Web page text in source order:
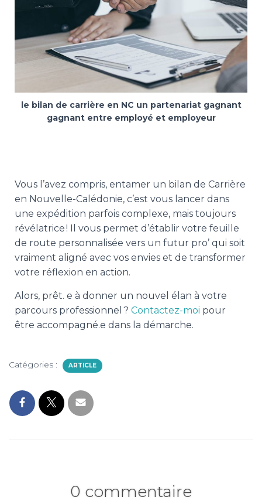
le bilan de carrière en NC un partenariat gagnant
gagnant entre employé et employeur
Vous l’avez compris, entamer un bilan de Carrière
en Nouvelle-Calédonie, c’est vous lancer dans
une expédition parfois complexe, mais toujours
révélatrice ! Il vous permet d’établir votre feuille
de route personnalisée vers un futur pro’ qui soit
vraiment aligné avec vos envies et de transformer
votre réflexion en action.
Alors, prêt. e à donner un nouvel élan à votre
parcours professionnel ? Contactez-moi pour
être accompagné.e dans la démarche.
Catégories : ARTICLE
0 commentaire